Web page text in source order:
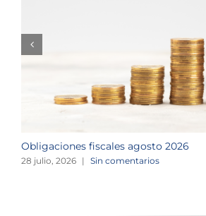
Obligaciones fiscales agosto 2026
28 julio, 2026 | Sin comentarios